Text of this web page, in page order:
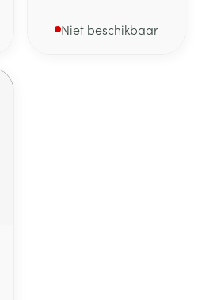
Niet beschikbaar